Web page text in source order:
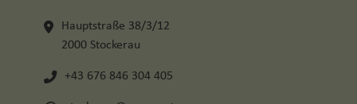
Hauptstraße 38/3/12
2000 Stockerau
+43 676 846 304 405